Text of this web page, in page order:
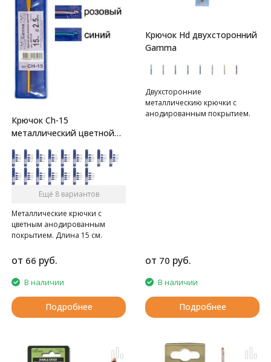
Крючок Ch-15
металлический цветной
Ещё 8 вариантов
Металлические крючки с
цветным анодированным
покрытием. Длина 15 см.
от 66 руб.
В наличии
Подробнее
Крючок Hd двухсторонний
Gamma
Двухсторонние
металлическию крючки с
анодированным покрытием.
от 70 руб.
В наличии
Подробнее